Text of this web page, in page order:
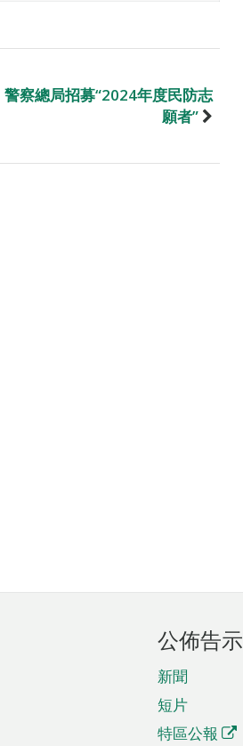
警察總局招募“2024年度民防志
願者”
公佈告示
新聞
短片
特區公報